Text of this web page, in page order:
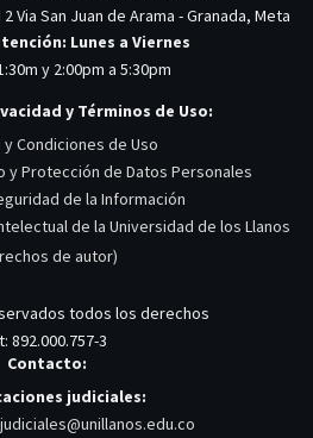
2 Via San Juan de Arama - Granada, Meta
Lunes a Viernes
y 2:00pm a 5:30pm
y Términos de Uso:
y Condiciones de Uso
y Protección de Datos Personales
de la Información
de la Universidad de los Llanos
de autor)
todos los derechos
892.000.757-3
Contacto:
judiciales: